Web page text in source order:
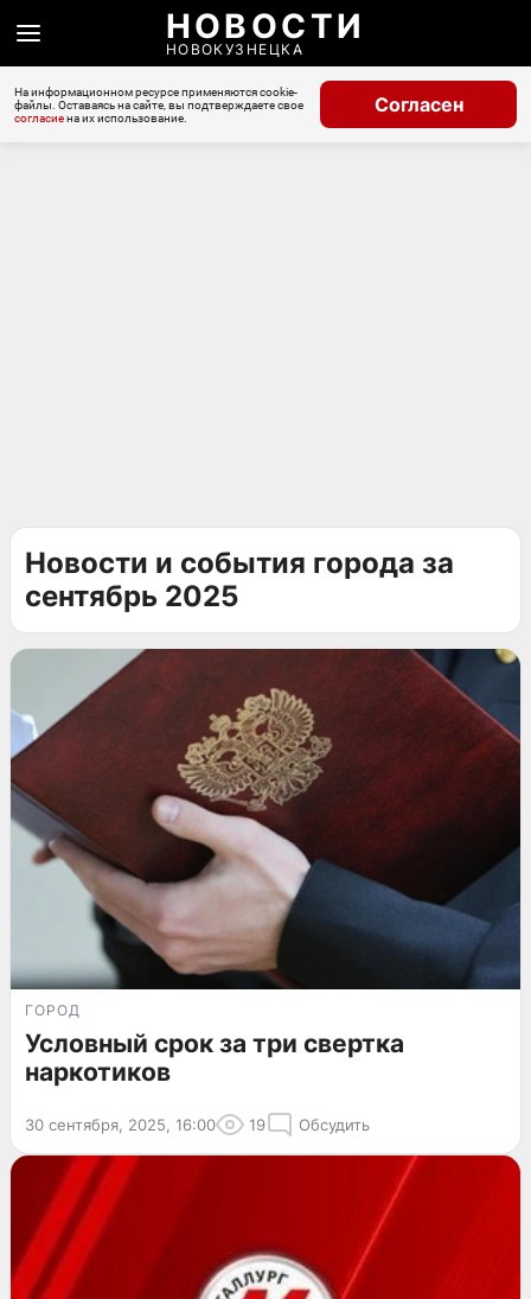
НОВОСТИ
НОВОКУЗНЕЦКА
На информационном ресурсе применяются cookie-
файлы. Оставаясь на сайте, вы подтверждаете свое
согласиена их использование.
Согласен
Новости и события города за
сентябрь 2025
ГОРОД
Условный срок за три свертка
наркотиков
30 сентября, 2025, 16:00 19 Обсудить